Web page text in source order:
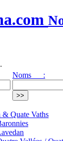
Noms :
& Quate Vaths